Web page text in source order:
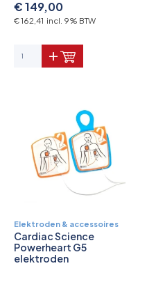
€ 149,00
€ 162,41 incl. 9% BTW
Elektroden & accessoires
Cardiac Science
Powerheart G5
elektroden